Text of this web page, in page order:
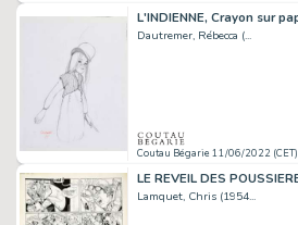
Dautremer, Rébecca (...
Coutau Bégarie 11/06/2022 (CET)
Lamquet, Chris (1954...